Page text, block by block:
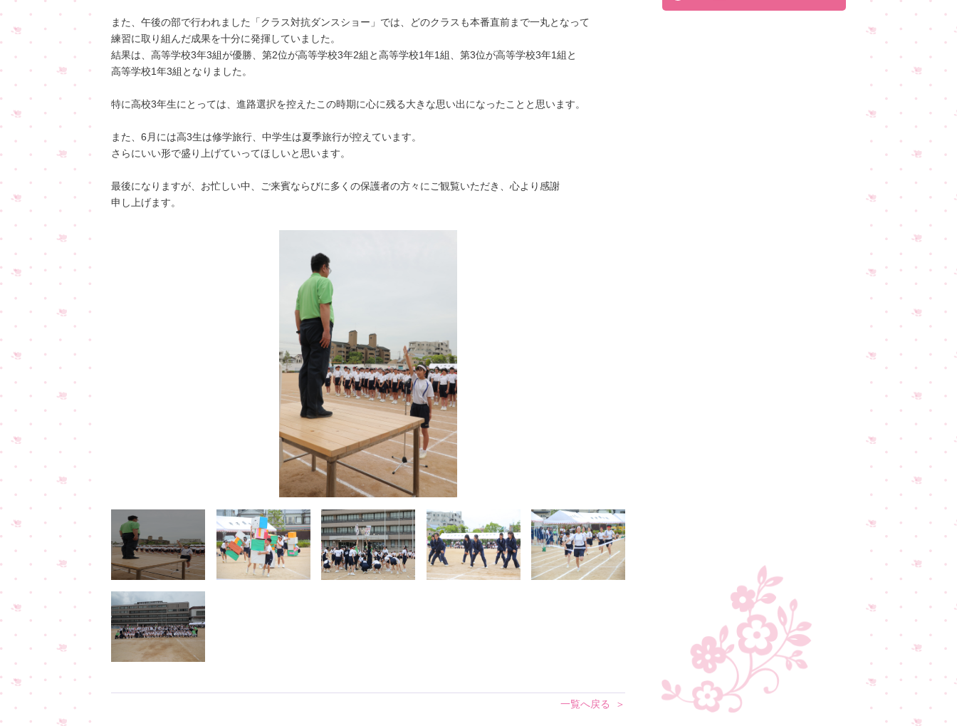
また、午後の部で行われました「クラス対抗ダンスショー」では、どのクラスも本番直前まで一丸となって
練習に取り組んだ成果を十分に発揮していました。
結果は、高等学校3年3組が優勝、第2位が高等学校3年2組と高等学校1年1組、第3位が高等学校3年1組と
高等学校1年3組となりました。
特に高校3年生にとっては、進路選択を控えたこの時期に心に残る大きな思い出になったことと思います。
また、6月には高3生は修学旅行、中学生は夏季旅行が控えています。
さらにいい形で盛り上げていってほしいと思います。
最後になりますが、お忙しい中、ご来賓ならびに多くの保護者の方々にご観覧いただき、心より感謝
申し上げます。
一覧へ戻る